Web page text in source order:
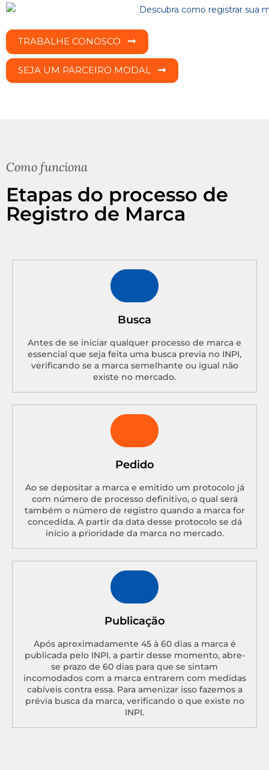
TRABALHE CONOSCO
SEJA UM PARCEIRO MODAL
Como funciona
Etapas do processo de
Registro de Marca
Busca
Antes de se iniciar qualquer processo de marca e
essencial que seja feita uma busca previa no INPI,
verificando se a marca semelhante ou igual não
existe no mercado.
Pedido
Ao se depositar a marca e emitido um protocolo já
com número de processo definitivo, o qual será
também o número de registro quando a marca for
concedida. A partir da data desse protocolo se dá
início a prioridade da marca no mercado.
Publicação
Após aproximadamente 45 à 60 dias a marca é
publicada pelo INPI. a partir desse momento, abre-
se prazo de 60 dias para que se sintam
incomodados com a marca entrarem com medidas
cabíveis contra essa. Para amenizar isso fazemos a
prévia busca da marca, verificando o que existe no
INPI.